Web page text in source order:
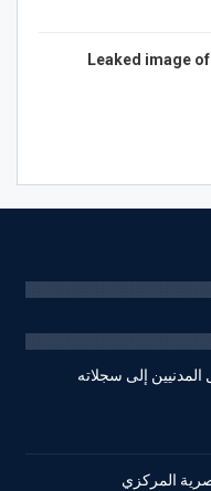
Leaked image
إلى سجلاته
المركزي